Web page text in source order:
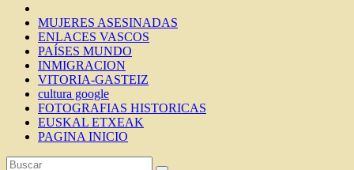
MUJERES ASESINADAS
ENLACES VASCOS
PAÍSES MUNDO
INMIGRACION
VITORIA-GASTEIZ
cultura google
FOTOGRAFIAS HISTORICAS
EUSKAL ETXEAK
PAGINA INICIO